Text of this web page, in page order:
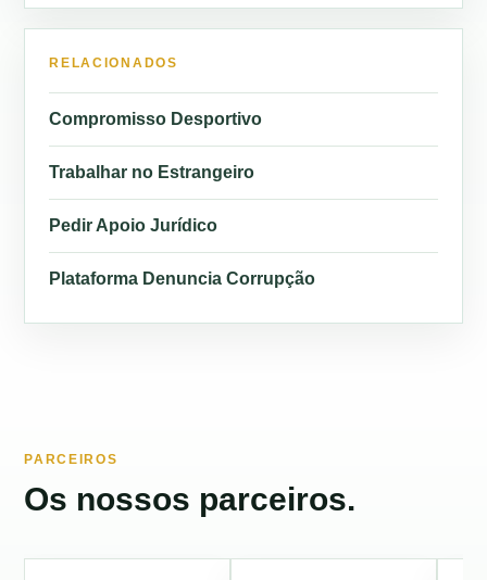
RELACIONADOS
Compromisso Desportivo
Trabalhar no Estrangeiro
Pedir Apoio Jurídico
Plataforma Denuncia Corrupção
PARCEIROS
Os nossos parceiros.